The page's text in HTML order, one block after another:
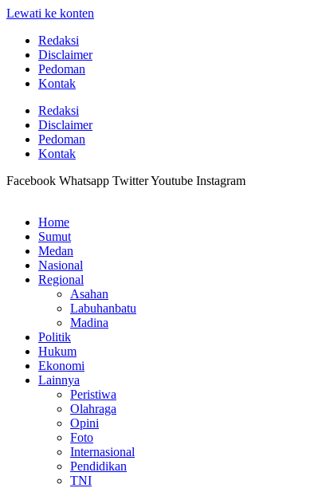
Lewati ke konten
Redaksi
Disclaimer
Pedoman
Kontak
Redaksi
Disclaimer
Pedoman
Kontak
Facebook Whatsapp TwitterYoutube Instagram
Home
Sumut
Medan
Nasional
Regional
Asahan
Labuhanbatu
Madina
Politik
Hukum
Ekonomi
Lainnya
Peristiwa
Olahraga
Opini
Foto
Internasional
Pendidikan
TNI